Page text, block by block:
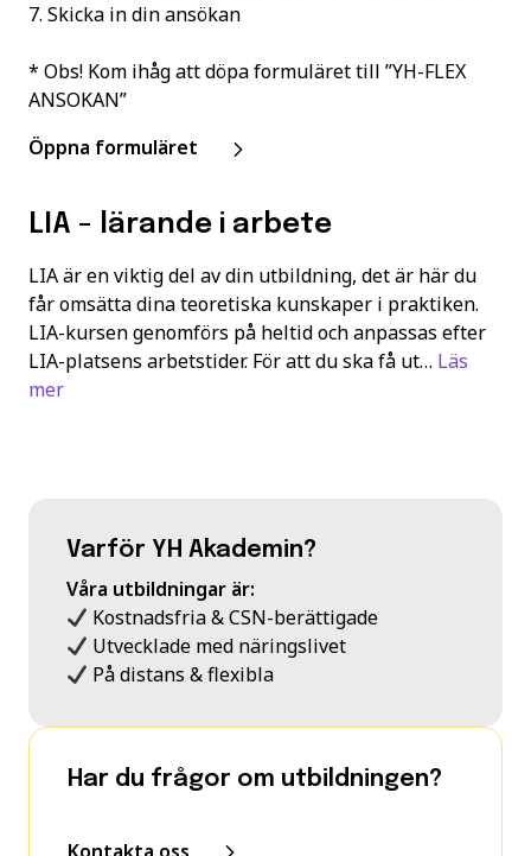
7. Skicka in din ansökan
* Obs! Kom ihåg att döpa formuläret till ”YH-FLEX
ANSOKAN”
Öppna formuläret
LIA - lärande i arbete
LIA är en viktig del av din utbildning, det är här du
får omsätta dina teoretiska kunskaper i praktiken.
LIA-kursen genomförs på heltid och anpassas efter
LIA-platsens arbetstider. För att du ska få ut… Läs
mer
Varför YH Akademin?
Våra utbildningar är:
Kostnadsfria & CSN-berättigade
Utvecklade med näringslivet
På distans & flexibla
Har du frågor om utbildningen?